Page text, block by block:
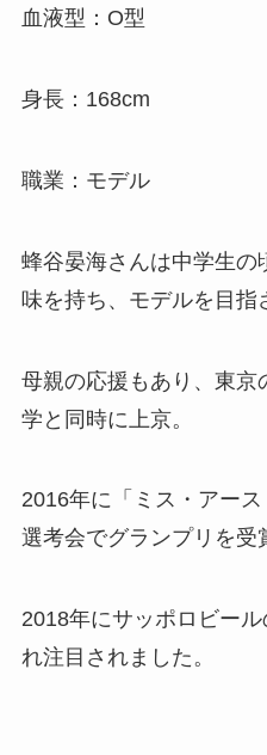
血液型：O型
身長：168cm
職業：モデル
蜂谷晏海さんは中学生の
味を持ち、モデルを目指
母親の応援もあり、東京
学と同時に上京。
2016年に「ミス・アー
選考会でグランプリを受
2018年にサッポロビー
れ注目されました。